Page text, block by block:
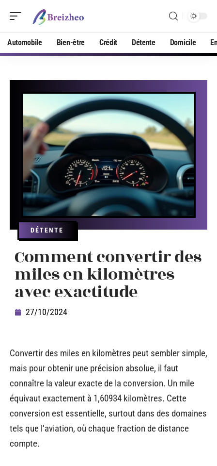
Automobile Bien-être Crédit Détente Domicile
DÉTENTE
Comment convertir des
miles en kilomètres
avec exactitude
27/10/2024
Convertir des miles en kilomètres peut sembler simple,
mais pour obtenir une précision absolue, il faut
connaître la valeur exacte de la conversion. Un mile
équivaut exactement à 1,60934 kilomètres. Cette
conversion est essentielle, surtout dans des domaines
tels que l’aviation, où chaque fraction de distance
compte.